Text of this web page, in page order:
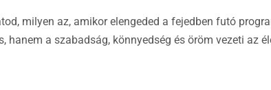
milyen az, amikor elengeded a fejedben futó
a szabadság, könnyedség és öröm vezeti az